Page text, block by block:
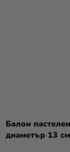
Балон
диаметър 13 см